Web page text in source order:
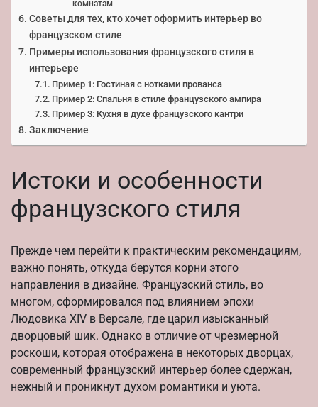
комнатам
Советы для тех, кто хочет оформить интерьер во
французском стиле
Примеры использования французского стиля в
интерьере
Пример 1: Гостиная с нотками прованса
Пример 2: Спальня в стиле французского ампира
Пример 3: Кухня в духе французского кантри
Заключение
Истоки и особенности
французского стиля
Прежде чем перейти к практическим рекомендациям,
важно понять, откуда берутся корни этого
направления в дизайне. Французский стиль, во
многом, сформировался под влиянием эпохи
Людовика XIV в Версале, где царил изысканный
дворцовый шик. Однако в отличие от чрезмерной
роскоши, которая отображена в некоторых дворцах,
современный французский интерьер более сдержан,
нежный и проникнут духом романтики и уюта.